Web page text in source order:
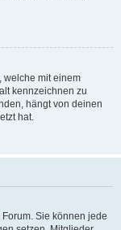
welche mit einem
kennzeichnen zu
hängt von deinen
hat.
Sie können jede